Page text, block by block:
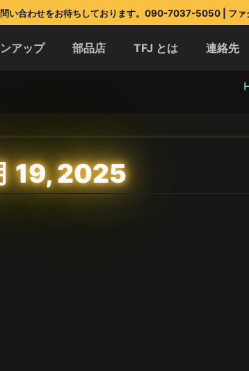
問い合わせをお待ちしております。090-7037-5050 | フ
アップ 部品店 TFJ とは 連絡先
19, 2025